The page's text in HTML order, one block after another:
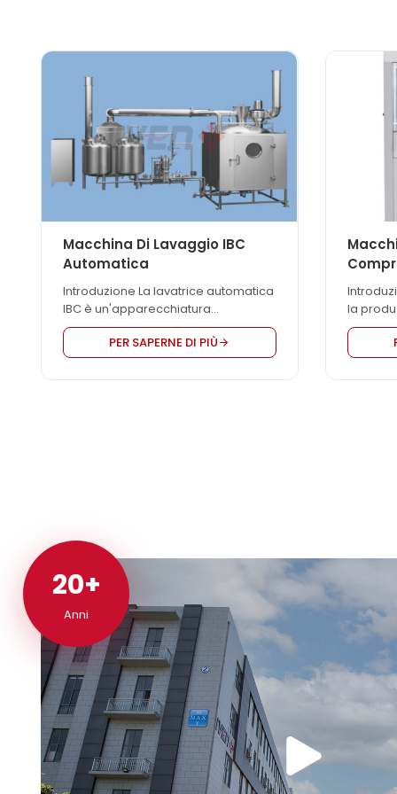
Macchina Di Lavaggio IBC
Automatica
Introduzione La lavatrice automatica
IBC è un'apparecchiatura
necessaria nella linea di produzione
di dosaggi solidi. Viene utilizzata per
il lavaggio di IBC e può evitare la
PER SAPERNE DI PIÙ
la
velocità
touch
stesso
20+
Anni